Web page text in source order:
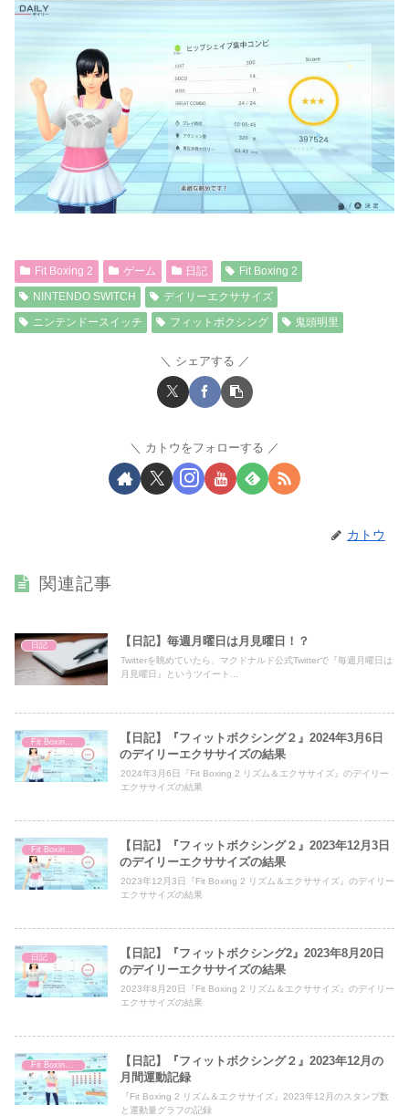
Fit Boxing 2 ゲーム 日記
Fit Boxing 2
NINTENDO SWITCH
デイリーエクササイズ
ニンテンドースイッチ
フィットボクシング 鬼頭明里
シェアする
カトウをフォローする
カトウ
関連記事
日記 【日記】毎週月曜日は月見曜日！？
Twitterを眺めていたら、マクドナルド公式Twitterで『毎週月曜日は
月見曜日』というツイート...
【日記】『フィットボクシング２』2024年3月6日
のデイリーエクササイズの結果
2024年3月6日『Fit Boxing 2 リズム＆エクササイズ』のデイリー
エクササイズの結果
【日記】『フィットボクシング２』2023年12月3日
のデイリーエクササイズの結果
2023年12月3日『Fit Boxing 2 リズム＆エクササイズ』のデイリー
エクササイズの結果
日記
【日記】『フィットボクシング2』2023年8月20日
のデイリーエクササイズの結果
2023年8月20日『Fit Boxing 2 リズム＆エクササイズ』のデイリー
エクササイズの結果
【日記】『フィットボクシング２』2023年12月の
月間運動記録
『Fit Boxing 2 リズム＆エクササイズ』2023年12月のスタンプ数
と運動量グラフの記録